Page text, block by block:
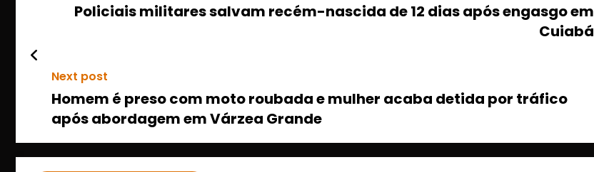
Policiais militares salvam recém-nascida de 12 dias após engasgo em
Cuiabá
Next post
Homem é preso com moto roubada e mulher acaba detida por tráfico
após abordagem em Várzea Grande